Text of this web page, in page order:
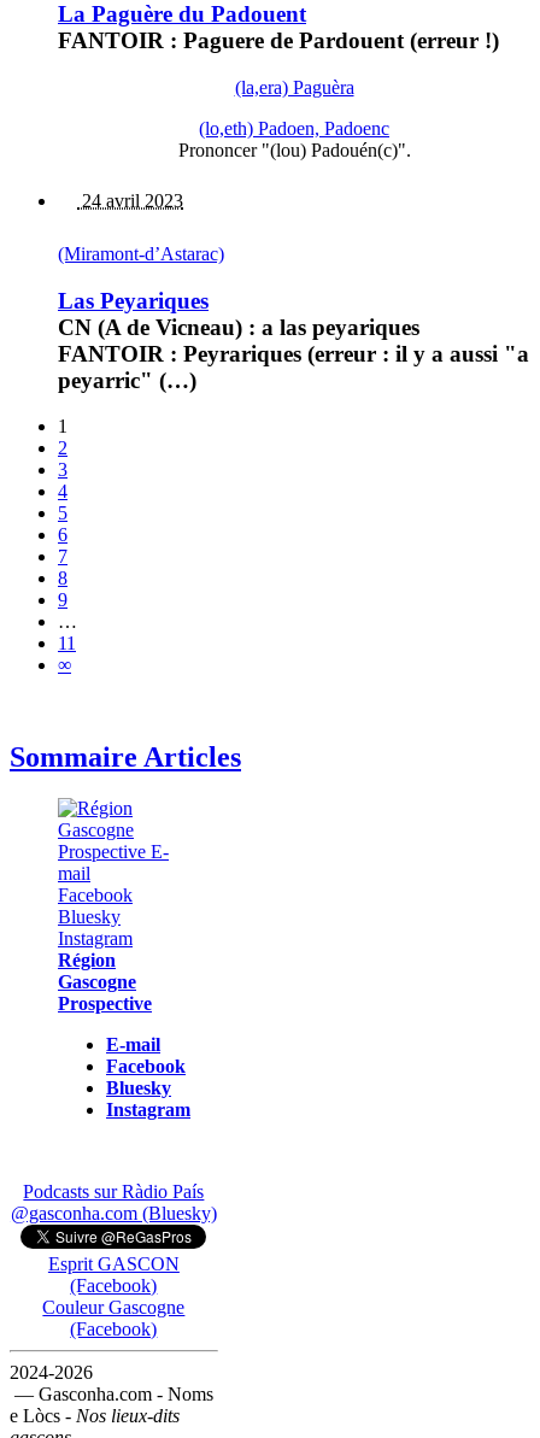
La Paguère du Padouent
FANTOIR : Paguere de Pardouent (erreur !)
(la,era) Paguèra
(lo,eth) Padoen, Padoenc
Prononcer "(lou) Padouén(c)".
24 avril 2023
(Miramont-d’Astarac)
Las Peyariques
CN (A de Vicneau) : a las peyariques
FANTOIR : Peyrariques (erreur : il y a aussi "a
peyarric" (…)
1
2
3
4
5
6
7
8
9
…
11
∞
Sommaire Articles
Région
Gascogne
Prospective
E-mail
Facebook
Bluesky
Instagram
Podcasts sur Ràdio País
@gasconha.com (Bluesky)
Esprit GASCON
(Facebook)
Couleur Gascogne
(Facebook)
2024-2026
— Gasconha.com - Noms
e Lòcs - Nos lieux-dits